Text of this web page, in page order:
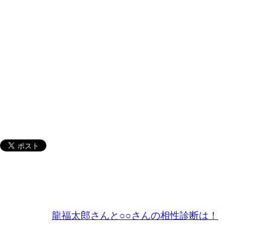
龍福太郎さんと○○さんの相性診断は！